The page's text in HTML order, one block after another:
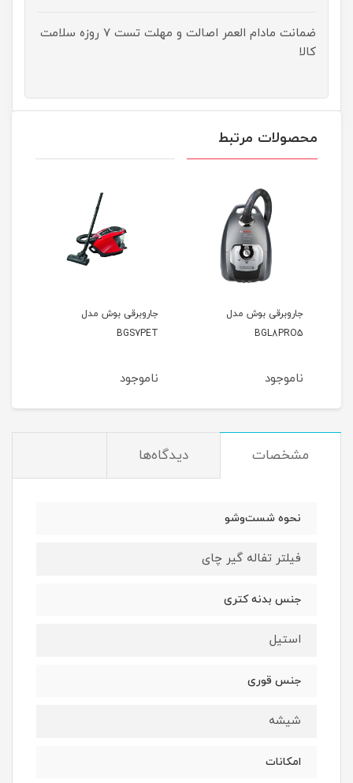
ضمانت مادام العمر اصالت و مهلت تست ۷ روزه سلامت
کالا
محصولات مرتبط
جاروبرقی بوش مدل
BGL8PRO5
ناموجود
جاروبرقی بوش مدل
BGS7PET
ناموجود
مشخصات دیدگاه‌ها
نحوه شست‌وشو
فیلتر تفاله گیر چای
جنس بدنه‌ کتری
استیل
جنس قوری
شیشه
امکانات